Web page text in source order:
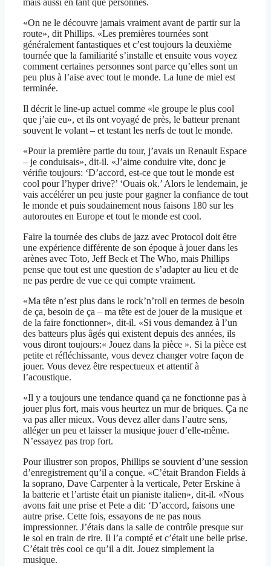
mais aussi en tant que personnes.
«On ne le découvre jamais vraiment avant de partir sur la
route», dit Phillips. «Les premières tournées sont
généralement fantastiques et c’est toujours la deuxième
tournée que la familiarité s’installe et ensuite vous voyez
comment certaines personnes sont parce qu’elles sont un
peu plus à l’aise avec tout le monde. La lune de miel est
terminée.
Il décrit le line-up actuel comme «le groupe le plus cool
que j’aie eu», et ils ont voyagé de près, le batteur prenant
souvent le volant – et testant les nerfs de tout le monde.
«Pour la première partie du tour, j’avais un Renault Espace
– je conduisais», dit-il. «J’aime conduire vite, donc je
vérifie toujours: ‘D’accord, est-ce que tout le monde est
cool pour l’hyper drive?’ ‘Ouais ok.’ Alors le lendemain, je
vais accélérer un peu juste pour gagner la confiance de tout
le monde et puis soudainement nous faisons 180 sur les
autoroutes en Europe et tout le monde est cool.
Faire la tournée des clubs de jazz avec Protocol doit être
une expérience différente de son époque à jouer dans les
arènes avec Toto, Jeff Beck et The Who, mais Phillips
pense que tout est une question de s’adapter au lieu et de
ne pas perdre de vue ce qui compte vraiment.
«Ma tête n’est plus dans le rock’n’roll en termes de besoin
de ça, besoin de ça – ma tête est de jouer de la musique et
de la faire fonctionner», dit-il. «Si vous demandez à l’un
des batteurs plus âgés qui existent depuis des années, ils
vous diront toujours:« Jouez dans la pièce ». Si la pièce est
petite et réfléchissante, vous devez changer votre façon de
jouer. Vous devez être respectueux et attentif à
l’acoustique.
«Il y a toujours une tendance quand ça ne fonctionne pas à
jouer plus fort, mais vous heurtez un mur de briques. Ça ne
va pas aller mieux. Vous devez aller dans l’autre sens,
alléger un peu et laisser la musique jouer d’elle-même.
N’essayez pas trop fort.
Pour illustrer son propos, Phillips se souvient d’une session
d’enregistrement qu’il a conçue. «C’était Brandon Fields à
la soprano, Dave Carpenter à la verticale, Peter Erskine à
la batterie et l’artiste était un pianiste italien», dit-il. «Nous
avons fait une prise et Pete a dit: ‘D’accord, faisons une
autre prise. Cette fois, essayons de ne pas nous
impressionner. J’étais dans la salle de contrôle presque sur
le sol en train de rire. Il l’a compté et c’était une belle prise.
C’était très cool ce qu’il a dit. Jouez simplement la
musique.